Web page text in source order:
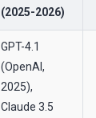
(2025-2026)
GPT-4.1
(OpenAI,
2025),
Claude 3.5